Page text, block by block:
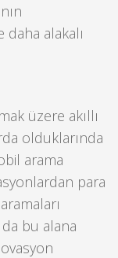
daha alakalı
üzere akıllı
olduklarında
arama
para
bu alana